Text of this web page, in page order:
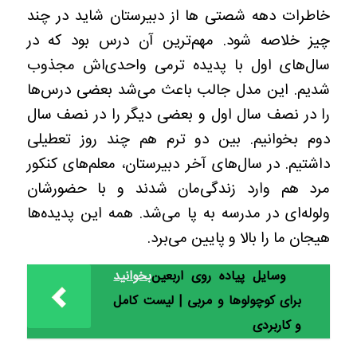
خاطرات دهه شصتی‌ ها از دبیرستان شاید در چند
چیز خلاصه شود. مهم‌ترین آن درس بود که در
سال‌های اول با پدیده ترمی واحدی‌اش مجذوب
شدیم. این مدل جالب باعث می‌شد بعضی درس‌ها
را در نصف سال اول و بعضی دیگر را در نصف سال
دوم بخوانیم. بین دو ترم هم چند روز تعطیلی
داشتیم. در سال‌های آخر دبیرستان، معلم‌های کنکور
مرد هم وارد زندگی‌مان شدند و با حضورشان
ولوله‌ای در مدرسه به پا می‌شد. همه این پدیده‌ها
هیجان ما را بالا و پایین می‌برد.
بخوانیدوسایل پیاده‌ روی اربعین
برای کوچولوها و مربی | لیست کامل
و کاربردی